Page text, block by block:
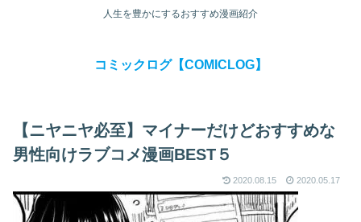
人生を豊かにするおすすめ漫画紹介
コミックログ【COMICLOG】
【ニヤニヤ必至】マイナーだけどおすすめな
男性向けラブコメ漫画BEST５
2020.08.15 2020.05.17